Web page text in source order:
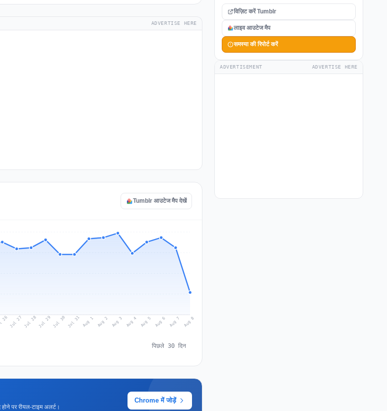
ADVERTISE HERE
Tumblr आउटेज मैप देखें
26Jul 27 Jul 28Jul 29 Jul 30 Jul 31 Aug 1 Aug 2 Aug 3 Aug 4 Aug 5 Aug 6 Aug 7 Aug 8
पिछले 30 दिन
पर रीयल-टाइम अलर्ट।
Chrome में जोड़ें
विज़िट करें Tumblr
लाइव आउटेज मैप
समस्या की रिपोर्ट करें
ADVERTISEMENT ADVERTISE HERE